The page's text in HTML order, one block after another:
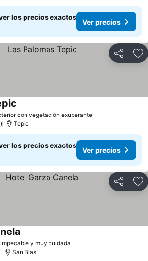
los precios exactos
Ver precios
Compartir
con vegetación exuberante
Tepic
los precios exactos
Ver precios
Compartir
y muy cuidada
San Blas